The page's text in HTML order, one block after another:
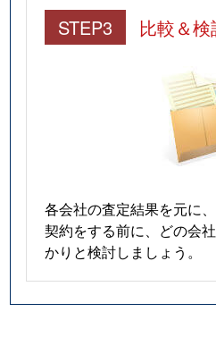
STEP3 比較＆検
各会社の査定結果を元に
契約をする前に、どの会
かりと検討しましょう。